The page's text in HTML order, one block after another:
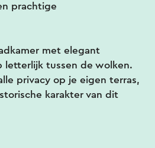
prachtige
met elegant
letterlijk tussen de wolken.
privacy op je eigen terras,
karakter van dit